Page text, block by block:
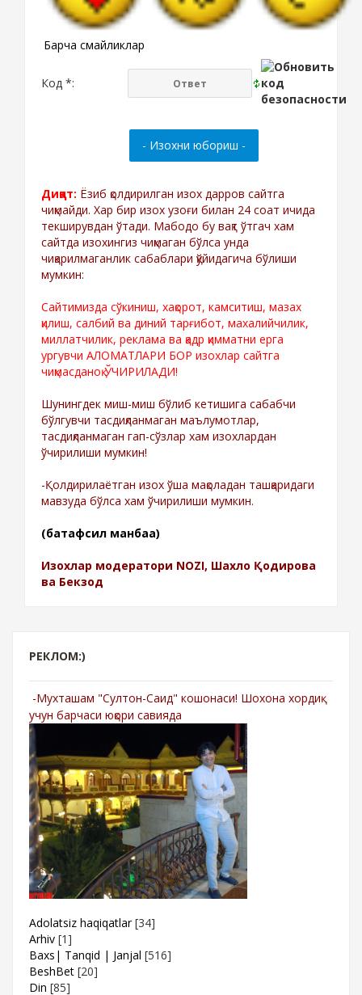
Барча смайликлар
Код *:
Диққат: Ёзиб қолдирилган изох дарров сайтга
чиқмайди. Хар бир изох узоғи билан 24 соат ичида
текширувдан ўтади. Мабодо бу вақт ўтгач хам
сайтда изохингиз чиқмаган бўлса унда
чиқарилмаганлик сабаблари қўйидагича бўлиши
мумкин:
Сайтимизда сўкиниш, хақорот, камситиш, мазах
қилиш, салбий ва диний тарғибот, махалийчилик,
миллатчилик, реклама ва қадр қимматни ерга
ургувчи АЛОМАТЛАРИ БОР изохлар сайтга
чиқмасданоқ ЎЧИРИЛАДИ!
Шунингдек миш-миш бўлиб кетишига сабабчи
бўлгувчи тасдиқланмаган маълумотлар,
тасдиқланмаган гап-сўзлар хам изохлардан
ўчирилиши мумкин!
-Қолдирилаётган изох ўша мақоладан ташқаридаги
мавзуда бўлса хам ўчирилиши мумкин.
(батафсил манбаа)
Изохлар модератори NOZI, Шахло Қодирова
ва Бекзод
РЕКЛОМ:)
-Мухташам "Султон-Саид" кошонаси! Шохона хордиқ
учун барчаси юқори савияда
Adolatsiz haqiqatlar [34]
Arhiv [1]
Baxs| Tanqid | Janjal [516]
BeshBet [20]
Din [85]